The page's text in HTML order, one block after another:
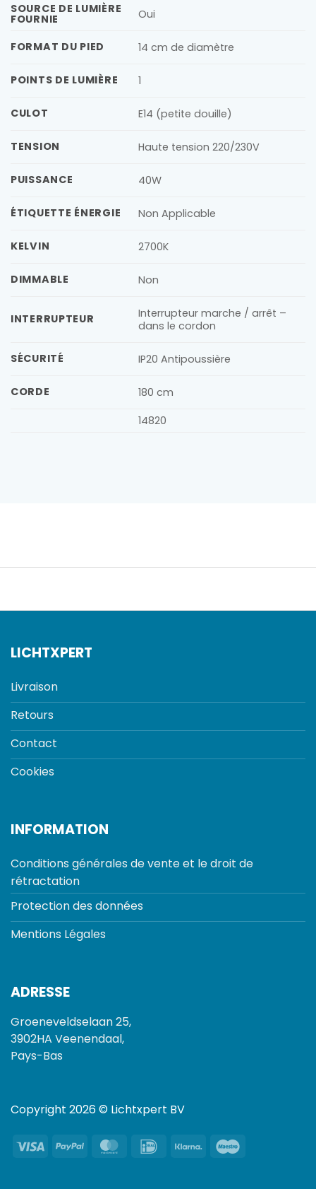
SOURCE DE LUMIÈRE
FOURNIE Oui
FORMAT DU PIED 14 cm de diamètre
POINTS DE LUMIÈRE 1
CULOT E14 (petite douille)
TENSION Haute tension 220/230V
PUISSANCE 40W
ÉTIQUETTE ÉNERGIE Non Applicable
KELVIN 2700K
DIMMABLE Non
INTERRUPTEUR
Interrupteur marche / arrêt –
dans le cordon
SÉCURITÉ IP20 Antipoussière
CORDE
180 cm
14820
LICHTXPERT
Livraison
Retours
Contact
Cookies
INFORMATION
Conditions générales de vente et le droit de
rétractation
Protection des données
Mentions Légales
ADRESSE
Groeneveldselaan 25,
3902HA Veenendaal,
Pays-Bas
Copyright 2026 © Lichtxpert BV
Visa PayPal MasterCard
IDeal Klarna